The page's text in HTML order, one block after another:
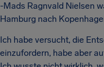
-Mads Ragnvald Nielsen
Hamburg nach
Ich habe versucht, die
einzufordern, habe aber